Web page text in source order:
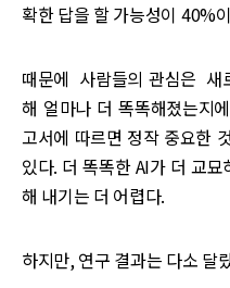
확한 답을 할 가능성이 40%
때문에 사람들의 관심은 새
해 얼마나 더 똑똑해졌는지
고서에 따르면 정작 중요한
있다. 더 똑똑한 AI가 더 교
해 내기는 더 어렵다.
하지만, 연구 결과는 다소 달